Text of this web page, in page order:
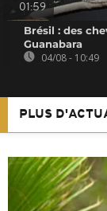
01:59
Brésil : des
Guanabara
04/08 - 10:49
PLUS